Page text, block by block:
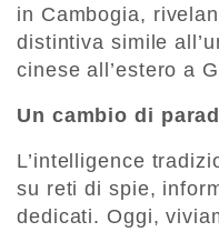
in Cambogia,
distintiva simile
cinese all’estero a
Un cambio di
L’intelligence
su reti di spie,
dedicati. Oggi,